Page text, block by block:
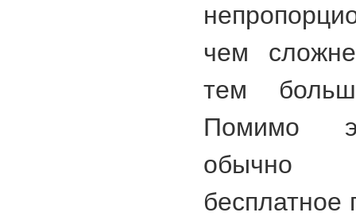
чем
тем
Помимо
обычно
бесплатное